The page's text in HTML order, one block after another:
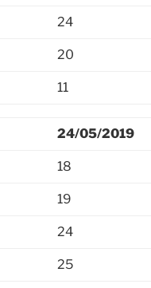
24
20
11
24/05/2019
18
19
24
25